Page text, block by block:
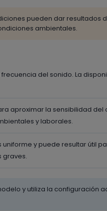
pueden dar resultados
ambientales.
del sonido. La
aproximar la sensibilidad del
y laborales.
y puede resultar útil
graves.
y utiliza la configuración